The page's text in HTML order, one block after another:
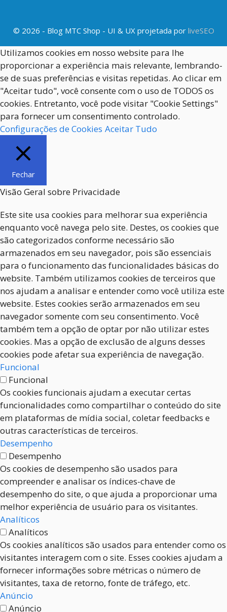
© 2026 - Blog MTC Shop - UI & UX projetada por liveSEO
Utilizamos cookies em nosso website para lhe
proporcionar a experiência mais relevante, lembrando-
se de suas preferências e visitas repetidas. Ao clicar em
"Aceitar tudo", você consente com o uso de TODOS os
cookies. Entretanto, você pode visitar "Cookie Settings"
para fornecer um consentimento controlado.
Configurações de Cookies Aceitar Tudo
Fechar
Visão Geral sobre Privacidade
Este site usa cookies para melhorar sua experiência
enquanto você navega pelo site. Destes, os cookies que
são categorizados conforme necessário são
armazenados em seu navegador, pois são essenciais
para o funcionamento das funcionalidades básicas do
website. Também utilizamos cookies de terceiros que
nos ajudam a analisar e entender como você utiliza este
website. Estes cookies serão armazenados em seu
navegador somente com seu consentimento. Você
também tem a opção de optar por não utilizar estes
cookies. Mas a opção de exclusão de alguns desses
cookies pode afetar sua experiência de navegação.
Funcional
Funcional
Os cookies funcionais ajudam a executar certas
funcionalidades como compartilhar o conteúdo do site
em plataformas de mídia social, coletar feedbacks e
outras características de terceiros.
Desempenho
Desempenho
Os cookies de desempenho são usados para
compreender e analisar os índices-chave de
desempenho do site, o que ajuda a proporcionar uma
melhor experiência de usuário para os visitantes.
Analíticos
Analíticos
Os cookies analíticos são usados para entender como os
visitantes interagem com o site. Esses cookies ajudam a
fornecer informações sobre métricas o número de
visitantes, taxa de retorno, fonte de tráfego, etc.
Anúncio
Anúncio